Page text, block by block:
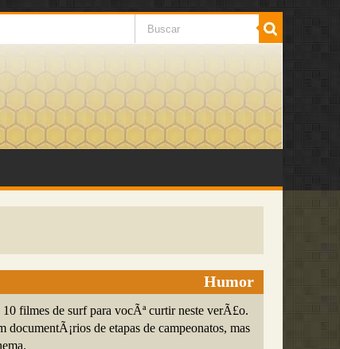
Humor
filmes de surf para vocÃª curtir neste verÃ£o.
documentÃ¡rios de etapas de campeonatos, mas